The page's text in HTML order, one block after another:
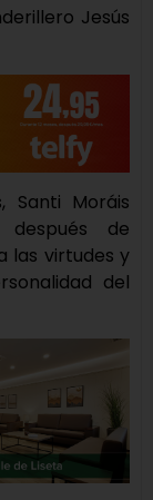
Jesús
Santi Moráis
de
las virtudes y
del